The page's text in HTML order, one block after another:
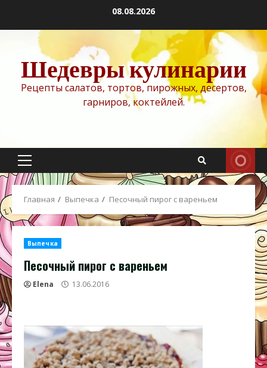
содержимому
08.08.2026
Шедевры кулинарии
Рецепты салатов, тортов, пирожных, десертов,
гарниров, коктейлей.
Основное
меню
Главная Выпечка Песочный пирог с вареньем
Выпечка
Песочный пирог с вареньем
Elena 13.06.2016